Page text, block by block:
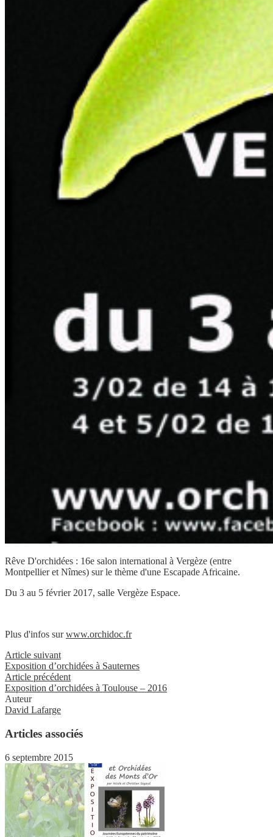
Rêve D'orchidées : 16e salon international à Vergèze (entre
Montpellier et Nîmes) sur le thème d'une Escapade Africaine.
Du 3 au 5 février 2017, salle Vergèze Espace.
Plus d'infos surwww.orchidoc.fr
Article suivant
Exposition d’orchidées à Sauternes
Article précédent
Exposition d’orchidées à Toulouse – 2016
Auteur
David Lafarge
Articles associés
6 septembre 2015